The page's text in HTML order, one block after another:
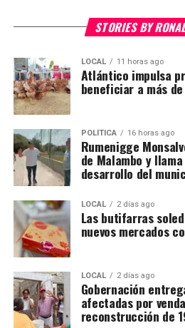
STORIES BY
LOCAL 11 horas ago
Atlántico impulsa
beneficiar a más
POLÍTICA 16 horas ago
Rumenigge
de Malambo y
desarrollo del
LOCAL 2 días ago
Las butifarras
nuevos mercados
LOCAL 2 días ago
Gobernación
afectadas por
reconstrucción de